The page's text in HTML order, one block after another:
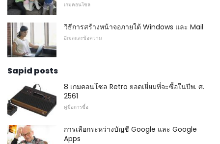
เกมคอนโซล
วิธีการสร้างหน้าจอภายใต้ Windows และ Mail
อีเมลและข้อความ
Sapid posts
8 เกมคอนโซล Retro ยอดเยี่ยมที่จะซื้อในปีพ. ศ.
2561
คู่มือการซื้อ
การเลือกระหว่างบัญชี Google และ Google
Apps